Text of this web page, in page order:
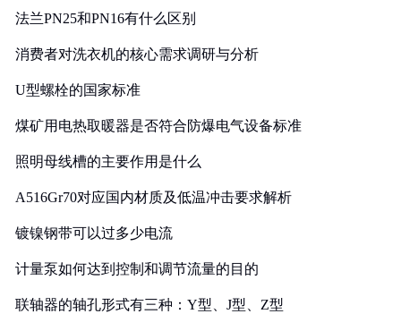
法兰PN25和PN16有什么区别
消费者对洗衣机的核心需求调研与分析
U型螺栓的国家标准
煤矿用电热取暖器是否符合防爆电气设备标准
照明母线槽的主要作用是什么
A516Gr70对应国内材质及低温冲击要求解析
镀镍钢带可以过多少电流
计量泵如何达到控制和调节流量的目的
联轴器的轴孔形式有三种：Y型、J型、Z型